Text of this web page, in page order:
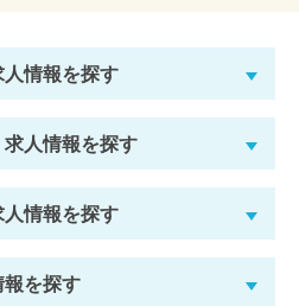
情報を探す
人情報を探す
情報を探す
を探す